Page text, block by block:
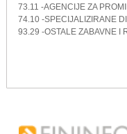
73.11 -AGENCIJE ZA
74.10 -SPECIJALIZIRANE
93.29 -OSTALE ZABAVNE I